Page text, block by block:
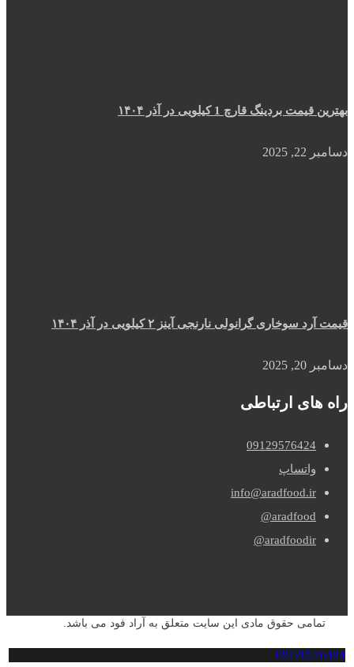
بهترین قیمت بردینگ قارچ 1 کیلویی در آذر ۱۴۰۴
دسامبر 22, 2025
قیمت آرد سوخاری گرانولی نارنجی آینز ۲ کیلویی در آذر ۱۴۰۴
دسامبر 20, 2025
راه های ارتباطی
09129576424
واتساپ
info@aradfood.ir
aradfood@
aradfoodir@
تمامی حقوق مادی این سایت متعلق به آراد فود می باشد.
09129576424